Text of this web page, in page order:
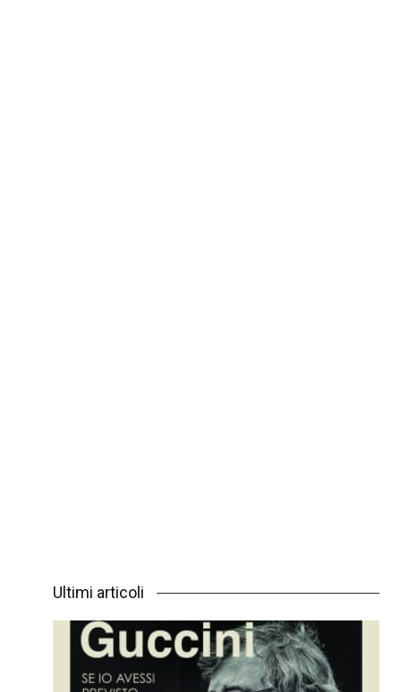
Ultimi articoli